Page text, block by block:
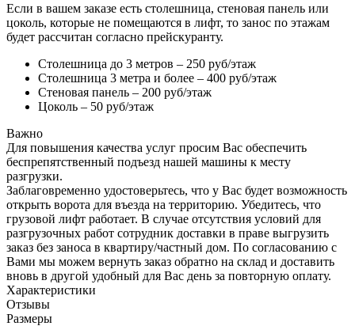
Если в вашем заказе есть столешница, стеновая панель или
цоколь, которые не помещаются в лифт, то занос по этажам
будет рассчитан согласно прейскуранту.
Столешница до 3 метров – 250 руб/этаж
Столешница 3 метра и более – 400 руб/этаж
Стеновая панель – 200 руб/этаж
Цоколь – 50 руб/этаж
Важно
Для повышения качества услуг просим Вас обеспечить
беспрепятственный подъезд нашей машины к месту
разгрузки.
Заблаговременно удостоверьтесь, что у Вас будет возможность
открыть ворота для въезда на территорию. Убедитесь, что
грузовой лифт работает. В случае отсутствия условий для
разгрузочных работ сотрудник доставки в праве выгрузить
заказ без заноса в квартиру/частный дом. По согласованию с
Вами мы можем вернуть заказ обратно на склад и доставить
вновь в другой удобный для Вас день за повторную оплату.
Характеристики
Отзывы
Размеры